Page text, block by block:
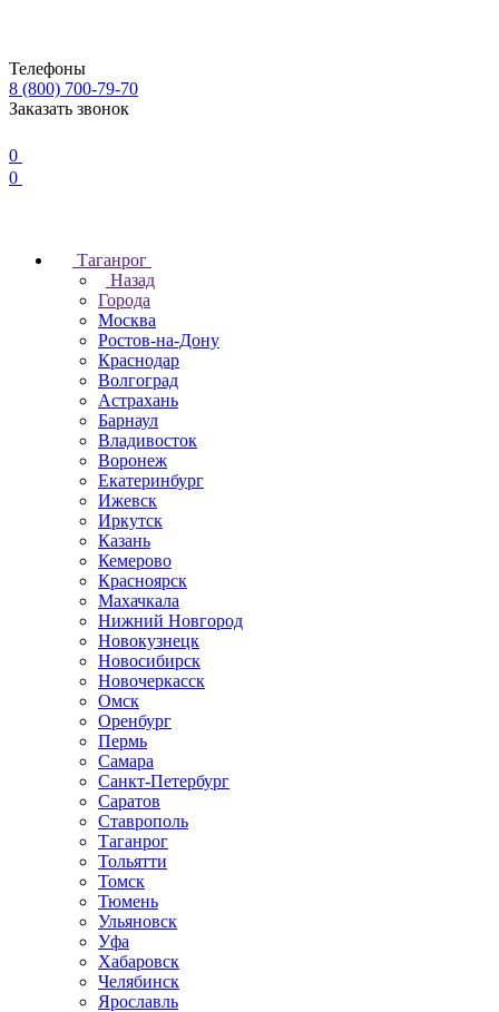
Телефоны
8 (800) 700-79-70
Заказать звонок
0
0
Таганрог
Назад
Города
Москва
Ростов-на-Дону
Краснодар
Волгоград
Астрахань
Барнаул
Владивосток
Воронеж
Екатеринбург
Ижевск
Иркутск
Казань
Кемерово
Красноярск
Махачкала
Нижний Новгород
Новокузнецк
Новосибирск
Новочеркаcск
Омск
Оренбург
Пермь
Самара
Санкт-Петербург
Саратов
Ставрополь
Таганрог
Тольятти
Томск
Тюмень
Ульяновск
Уфа
Хабаровск
Челябинск
Ярославль